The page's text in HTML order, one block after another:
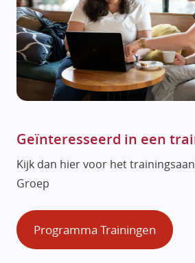
Geïnteresseerd in een
Kijk dan hier voor het
Groep
Programma Trainingen